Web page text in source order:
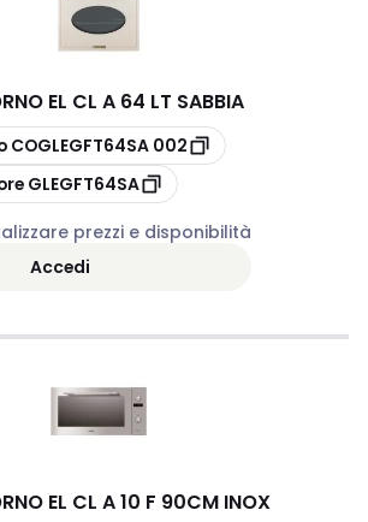
EL CL A 64 LT SABBIA
COGLEGFT64SA 002
GLEGFT64SA
prezzi e disponibilità
Accedi
EL CL A 10 F 90CM INOX